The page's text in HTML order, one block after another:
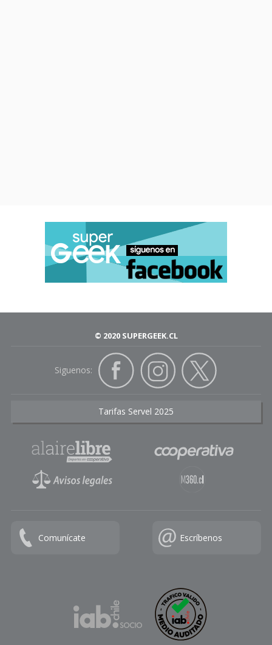
© 2020 SUPERGEEK.CL
Siguenos:
Tarifas Servel 2025
Comunícate Escríbenos